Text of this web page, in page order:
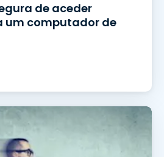
de aceder
um computador de